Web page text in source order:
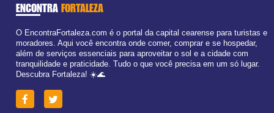
ENCONTRA FORTALEZA
O EncontraFortaleza.com é o portal da capital cearense para turistas e
moradores. Aqui você encontra onde comer, comprar e se hospedar,
além de serviços essenciais para aproveitar o sol e a cidade com
tranquilidade e praticidade. Tudo o que você precisa em um só lugar.
Descubra Fortaleza! ☀️🌊